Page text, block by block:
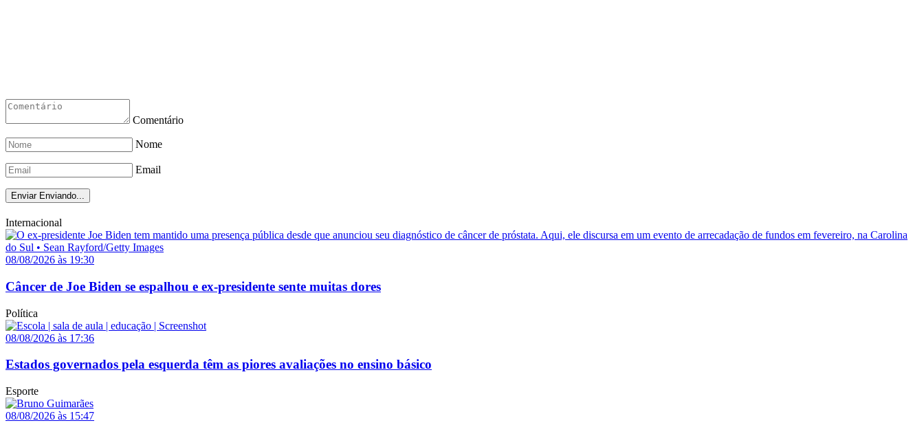
Comentário
Nome
Email
Enviar Enviando...
Internacional
08/08/2026 às 19:30
Câncer de Joe Biden se espalhou e ex-presidente sente muitas dores
Política
08/08/2026 às 17:36
Estados governados pela esquerda têm as piores avaliações no ensino básico
Esporte
08/08/2026 às 15:47